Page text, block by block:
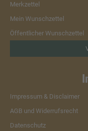
Merkzettel
Mein Wunschzettel
Öffentlicher Wunschzettel
Impressum & Disclaimer
AGB und Widerrufsrecht
Datenschutz